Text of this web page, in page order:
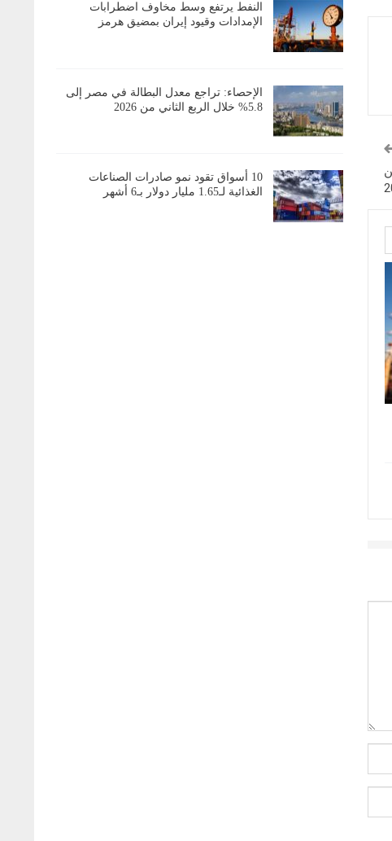
من
النفط يرتفع وسط مخاوف اضطرابات
الإمدادات وقيود إيران بمضيق هرمز
الإحصاء: تراجع معدل البطالة في مصر إلى
5.8% خلال الربع الثاني من 2026
10 أسواق تقود نمو صادرات الصناعات
الغذائية لـ1.65 مليار دولار بـ6 أشهر